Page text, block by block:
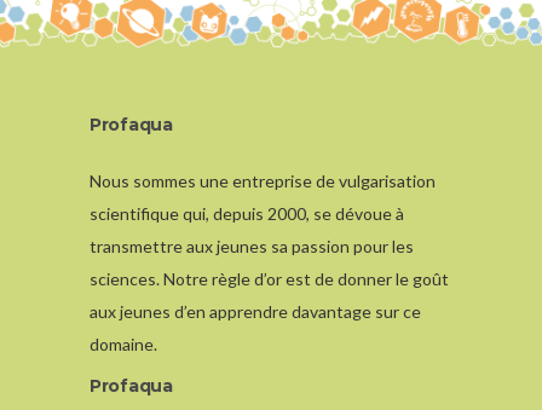
Profaqua
Nous sommes une entreprise de vulgarisation
scientifique qui, depuis 2000, se dévoue à
transmettre aux jeunes sa passion pour les
sciences. Notre règle d’or est de donner le goût
aux jeunes d’en apprendre davantage sur ce
domaine.
Profaqua